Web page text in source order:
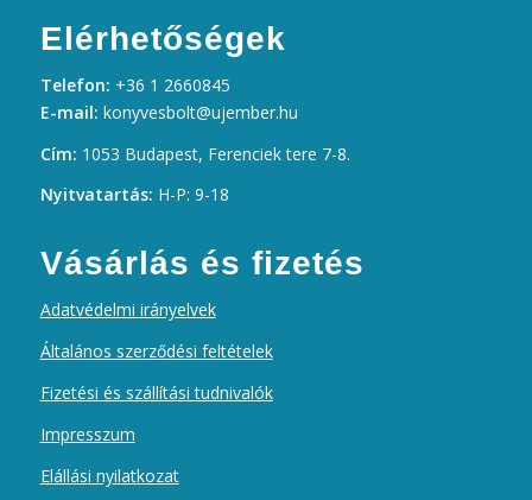
Elérhetőségek
Telefon: +36 1 2660845
E-mail: konyvesbolt@ujember.hu
Cím: 1053 Budapest, Ferenciek tere 7-8.
Nyitvatartás: H-P: 9-18
Vásárlás és fizetés
Adatvédelmi irányelvek
Általános szerződési feltételek
Fizetési és szállítási tudnivalók
Impresszum
Elállási nyilatkozat